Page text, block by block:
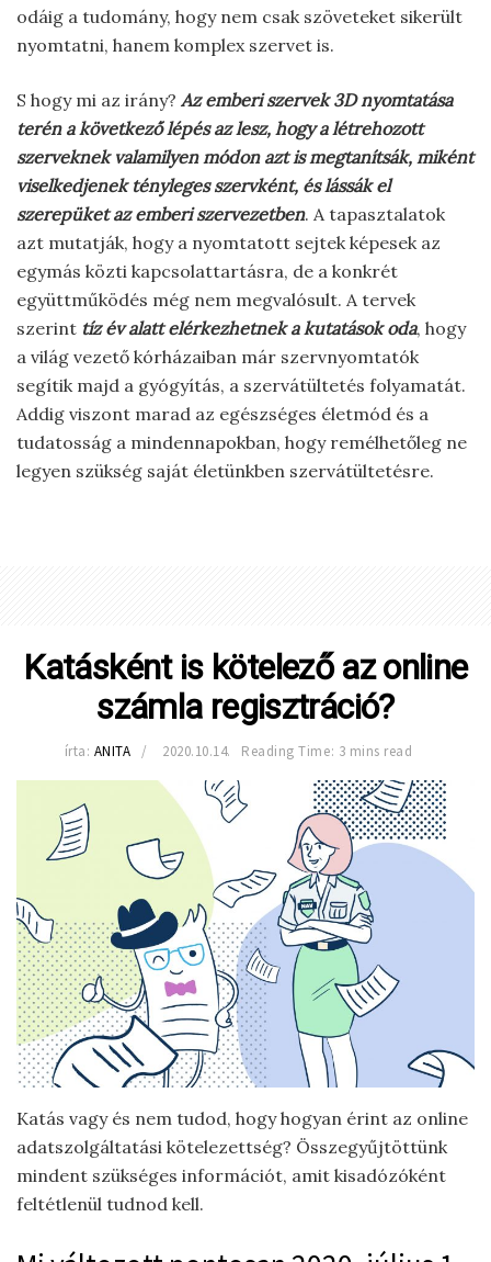
odáig a tudomány, hogy nem csak szöveteket sikerült
nyomtatni, hanem komplex szervet is.
S hogy mi az irány? Az emberi szervek 3D nyomtatása
terén a következő lépés az lesz, hogy a létrehozott
szerveknek valamilyen módon azt is megtanítsák, miként
viselkedjenek tényleges szervként, és lássák el
szerepüket az emberi szervezetben. A tapasztalatok
azt mutatják, hogy a nyomtatott sejtek képesek az
egymás közti kapcsolattartásra, de a konkrét
együttműködés még nem megvalósult. A tervek
szerint tíz év alatt elérkezhetnek a kutatások oda, hogy
a világ vezető kórházaiban már szervnyomtatók
segítik majd a gyógyítás, a szervátültetés folyamatát.
Addig viszont marad az egészséges életmód és a
tudatosság a mindennapokban, hogy remélhetőleg ne
legyen szükség saját életünkben szervátültetésre.
Katásként is kötelező az online
számla regisztráció?
írta: ANITA 2020.10.14. Reading Time: 3 mins read
Katás vagy és nem tudod, hogy hogyan érint az online
adatszolgáltatási kötelezettség? Összegyűjtöttünk
mindent szükséges információt, amit kisadózóként
feltétlenül tudnod kell.